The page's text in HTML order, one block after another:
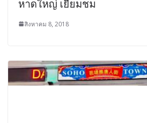
หาดใหญ่ เยี่ยมชม
สิงหาคม 8, 2018